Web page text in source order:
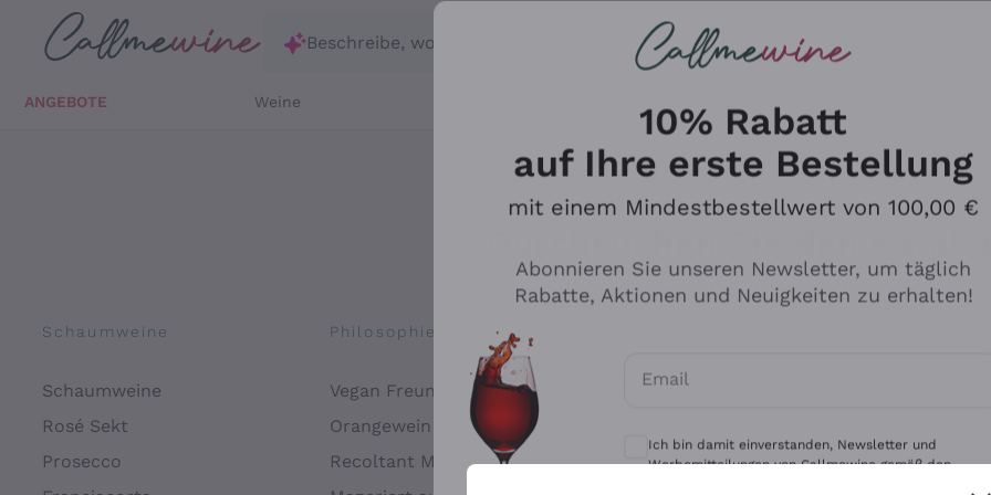
Zum Hauptinhalt springen
Beschreibe, wonach du suchst
ANGEBOTE Weine
Schaumweine
Schaumweine
Rosé Sekt
Prosecco
Philosophien
Vegan Freundlich
Orangewein
Recoltant Manipulant
Antinori
Ca' del Bosco
Gavi
10% Rabatt
auf Ihre erste Bestellung
mit einem Mindestbestellwert von 100,00 €
Abonnieren Sie unseren Newsletter, um täglich
Rabatte, Aktionen und Neuigkeiten zu erhalten!
Email
Optionale Einwilligungen zum Erhalt von
Ich bin damit einverstanden, Newsletter und
Werbemitteilungen von Callmewine gemäß den -